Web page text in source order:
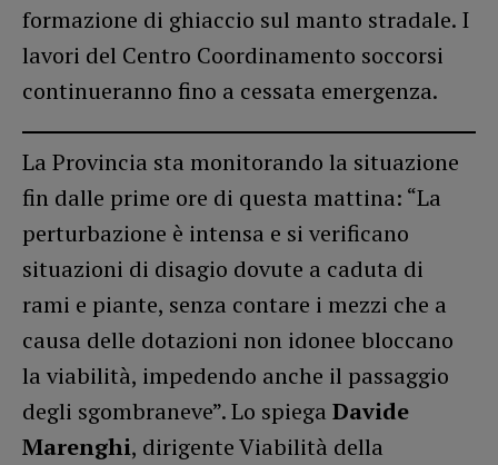
formazione di ghiaccio sul manto stradale. I
lavori del Centro Coordinamento soccorsi
continueranno fino a cessata emergenza.
La Provincia sta monitorando la situazione
fin dalle prime ore di questa mattina: “La
perturbazione è intensa e si verificano
situazioni di disagio dovute a caduta di
rami e piante, senza contare i mezzi che a
causa delle dotazioni non idonee bloccano
la viabilità, impedendo anche il passaggio
degli sgombraneve”. Lo spiega Davide
Marenghi, dirigente Viabilità della